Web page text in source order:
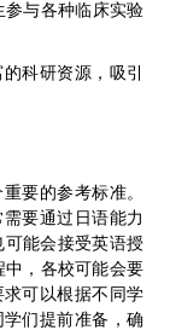
参与各种临床实验
科研资源，吸引
要的参考标准。
要通过日语能力
可能会接受英语授
，各校可能会要
可以根据不同学
们提前准备，确